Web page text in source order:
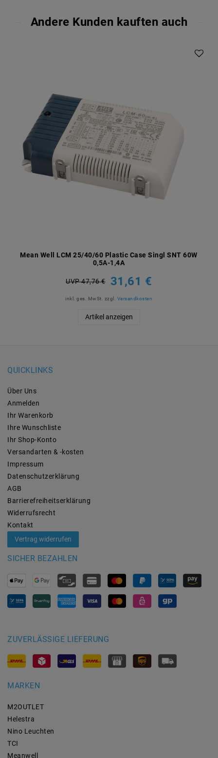
Andere Kunden kauften auch
Mean Well LCM 25/40/60 Plastic Case Singl SNT 60W
0,5A-1,4A
UVP 47,76 € 31,61 €
inkl. ges. MwSt. zzgl. Versandkosten
Artikel anzeigen
QUICKLINKS
Über Uns
Anmelden
Ihr Warenkorb
Ihre Wunschliste
Ihr Shop-Konto
Versandarten & -kosten
Impressum
Daten­schutz­erklärung
AGB
Barrierefreiheitserklärung
Widerrufs­recht
Kontakt
Vertrag widerrufen
SICHER BEZAHLEN
ZUVERLÄSSIGE LIEFERUNG
MARKEN
M2OUTLET
Helestra
Nino Leuchten
TCI
Meanwell